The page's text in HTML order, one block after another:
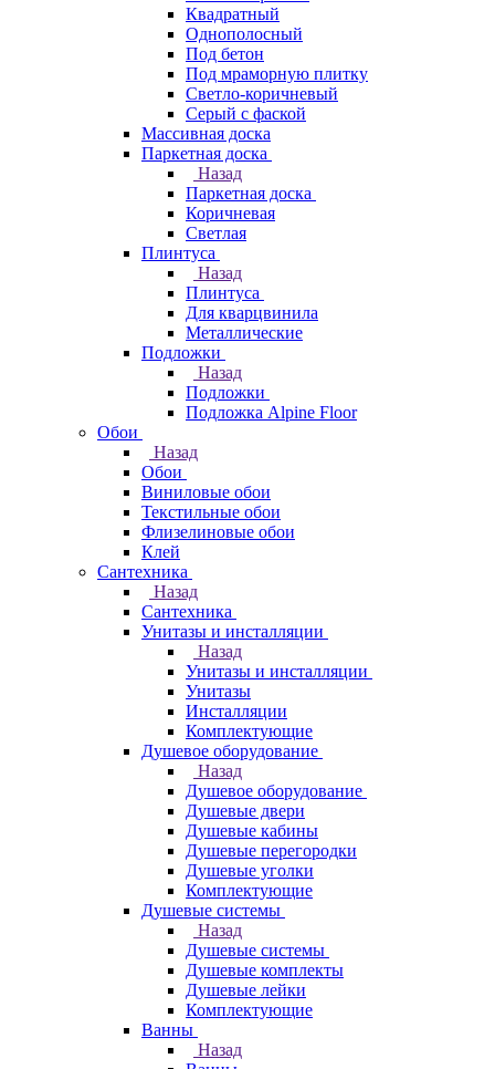
Квадратный
Однополосный
Под бетон
Под мраморную плитку
Светло-коричневый
Серый с фаской
Массивная доска
Паркетная доска
Назад
Паркетная доска
Коричневая
Светлая
Плинтуса
Назад
Плинтуса
Для кварцвинила
Металлические
Подложки
Назад
Подложки
Подложка Alpine Floor
Обои
Назад
Обои
Виниловые обои
Текстильные обои
Флизелиновые обои
Клей
Сантехника
Назад
Сантехника
Унитазы и инсталляции
Назад
Унитазы и инсталляции
Унитазы
Инсталляции
Комплектующие
Душевое оборудование
Назад
Душевое оборудование
Душевые двери
Душевые кабины
Душевые перегородки
Душевые уголки
Комплектующие
Душевые системы
Назад
Душевые системы
Душевые комплекты
Душевые лейки
Комплектующие
Ванны
Назад